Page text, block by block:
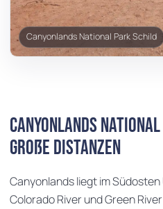
Canyonlands National Park Schild
Canyonlands
große Distanzen
Canyonlands liegt im
Colorado River und Green